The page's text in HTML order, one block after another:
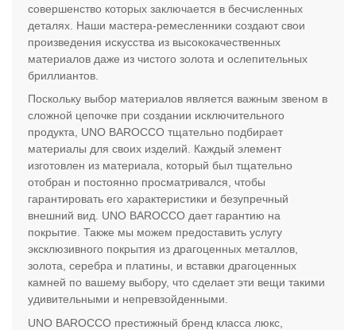
совершенство которых заключается в бесчисленных
деталях. Наши мастера-ремесленники создают свои
произведения искусства из высококачественных
материалов даже из чистого золота и ослепительных
бриллиантов.
Поскольку выбор материалов является важным звеном в
сложной цепочке при создании исключительного
продукта, UNO BAROCCO тщательно подбирает
материалы для своих изделий. Каждый элемент
изготовлен из материала, который был тщательно
отобран и постоянно просматривался, чтобы
гарантировать его характеристики и безупречный
внешний вид. UNO BAROCCO дает гарантию на
покрытие. Также мы можем предоставить услугу
эксклюзивного покрытия из драгоценных металлов,
золота, серебра и платины, и вставки драгоценных
камней по вашему выбору, что сделает эти вещи такими
удивительными и непревзойденными.
UNO BAROCCO престижный бренд класса люкс,